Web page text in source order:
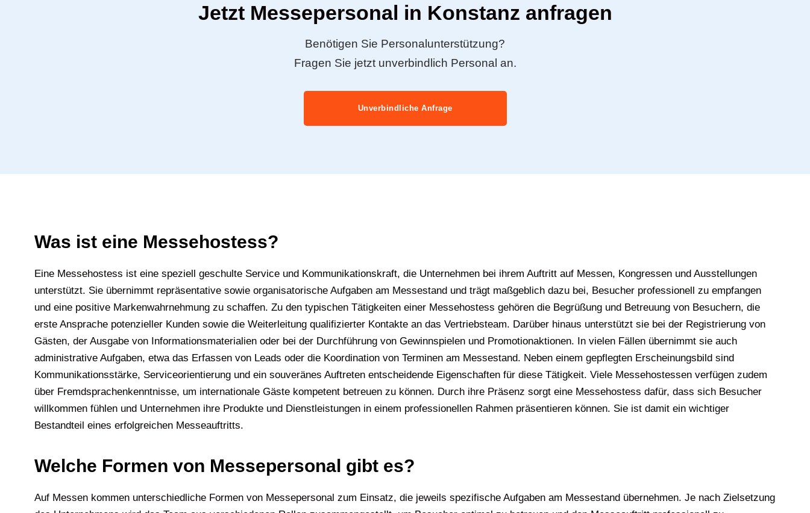
Jetzt Messepersonal in Konstanz anfragen
Benötigen Sie Personalunterstützung?
Fragen Sie jetzt unverbindlich Personal an.
Unverbindliche Anfrage
Was ist eine Messehostess?
Eine Messehostess ist eine speziell geschulte Service und Kommunikationskraft, die Unternehmen bei ihrem Auftritt auf Messen, Kongressen und Ausstellungen
unterstützt. Sie übernimmt repräsentative sowie organisatorische Aufgaben am Messestand und trägt maßgeblich dazu bei, Besucher professionell zu empfangen
und eine positive Markenwahrnehmung zu schaffen. Zu den typischen Tätigkeiten einer Messehostess gehören die Begrüßung und Betreuung von Besuchern, die
erste Ansprache potenzieller Kunden sowie die Weiterleitung qualifizierter Kontakte an das Vertriebsteam. Darüber hinaus unterstützt sie bei der Registrierung von
Gästen, der Ausgabe von Informationsmaterialien oder bei der Durchführung von Gewinnspielen und Promotionaktionen. In vielen Fällen übernimmt sie auch
administrative Aufgaben, etwa das Erfassen von Leads oder die Koordination von Terminen am Messestand. Neben einem gepflegten Erscheinungsbild sind
Kommunikationsstärke, Serviceorientierung und ein souveränes Auftreten entscheidende Eigenschaften für diese Tätigkeit. Viele Messehostessen verfügen zudem
über Fremdsprachenkenntnisse, um internationale Gäste kompetent betreuen zu können. Durch ihre Präsenz sorgt eine Messehostess dafür, dass sich Besucher
willkommen fühlen und Unternehmen ihre Produkte und Dienstleistungen in einem professionellen Rahmen präsentieren können. Sie ist damit ein wichtiger
Bestandteil eines erfolgreichen Messeauftritts.
Welche Formen von Messepersonal gibt es?
Auf Messen kommen unterschiedliche Formen von Messepersonal zum Einsatz, die jeweils spezifische Aufgaben am Messestand übernehmen. Je nach Zielsetzung